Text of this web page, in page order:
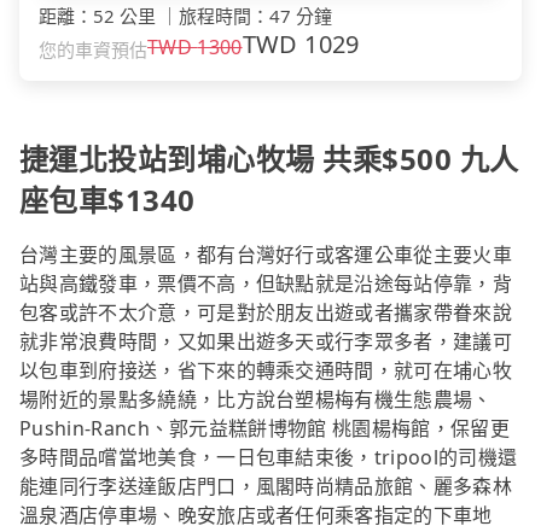
距離 ： 52 公里 旅程時間 ： 47 分鐘
您的車資預估TWD1300TWD 1029
捷運北投站到埔心牧場 共乘$500 九人
座包車$1340
台灣主要的風景區，都有台灣好行或客運公車從主要火車
站與高鐵發車，票價不高，但缺點就是沿途每站停靠，背
包客或許不太介意，可是對於朋友出遊或者攜家帶眷來說
就非常浪費時間，又如果出遊多天或行李眾多者，建議可
以包車到府接送，省下來的轉乘交通時間，就可在埔心牧
場附近的景點多繞繞，比方說台塑楊梅有機生態農場、
Pushin-Ranch、郭元益糕餅博物館 桃園楊梅館，保留更
多時間品嚐當地美食，一日包車結束後，tripool的司機還
能連同行李送達飯店門口，風閣時尚精品旅館、麗多森林
溫泉酒店停車場、晚安旅店或者任何乘客指定的下車地